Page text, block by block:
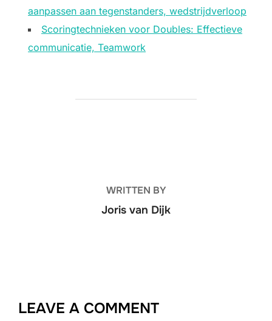
aanpassen aan tegenstanders, wedstrijdverloop
Scoringtechnieken voor Doubles: Effectieve
communicatie, Teamwork
WRITTEN BY
Joris van Dijk
LEAVE A COMMENT